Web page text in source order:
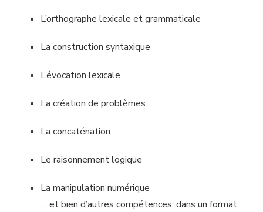
L’orthographe lexicale et grammaticale
La construction syntaxique
L’évocation lexicale
La création de problèmes
La concaténation
Le raisonnement logique
La manipulation numérique
… et bien d’autres compétences, dans un format